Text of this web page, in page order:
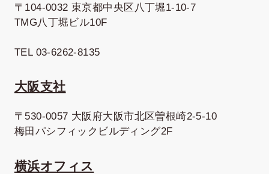
〒104-0032 東京都中央区八丁堀1-10-7
TMG八丁堀ビル10F
TEL 03-6262-8135
大阪支社
〒530-0057 大阪府大阪市北区曽根崎2-5-10
梅田パシフィックビルディング2F
横浜オフィス